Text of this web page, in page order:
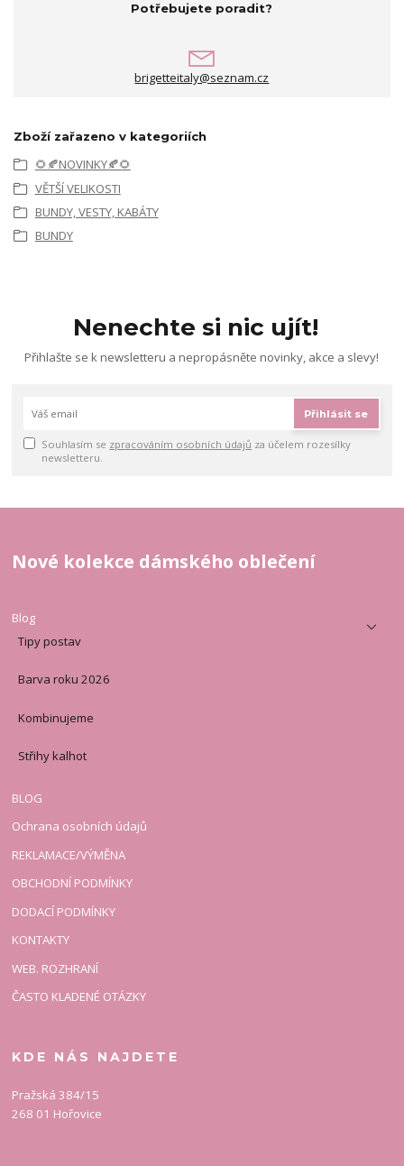
Potřebujete poradit?
brigetteitaly@seznam.cz
Zboží zařazeno v kategoriích
🌻🍂NOVINKY🍂🌻
VĚTŠÍ VELIKOSTI
BUNDY, VESTY, KABÁTY
BUNDY
Nenechte si nic ujít!
Přihlašte se k newsletteru a nepropásněte novinky, akce a slevy!
Přihlásit se
Souhlasím se zpracováním osobních údajů za účelem rozesílky
newsletteru.
Nové kolekce dámského oblečení
Blog
Tipy postav
Barva roku 2026
Kombinujeme
Střihy kalhot
BLOG
Ochrana osobních údajů
REKLAMACE/VÝMĚNA
OBCHODNÍ PODMÍNKY
DODACÍ PODMÍNKY
KONTAKTY
WEB. ROZHRANÍ
ČASTO KLADENÉ OTÁZKY
KDE NÁS NAJDETE
Pražská 384/15
268 01 Hořovice